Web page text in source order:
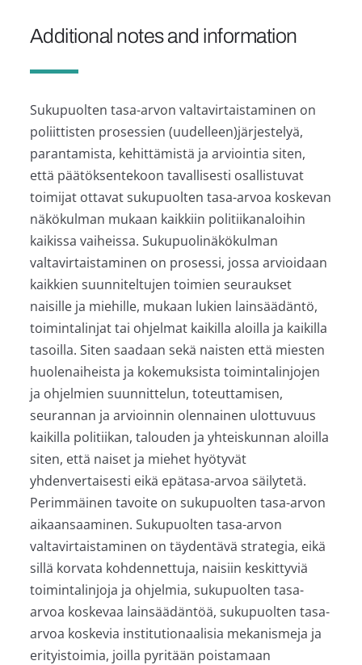
Additional notes and information
Sukupuolten tasa-arvon valtavirtaistaminen on
poliittisten prosessien (uudelleen)järjestelyä,
parantamista, kehittämistä ja arviointia siten,
että päätöksentekoon tavallisesti osallistuvat
toimijat ottavat sukupuolten tasa-arvoa koskevan
näkökulman mukaan kaikkiin politiikanaloihin
kaikissa vaiheissa. Sukupuolinäkökulman
valtavirtaistaminen on prosessi, jossa arvioidaan
kaikkien suunniteltujen toimien seuraukset
naisille ja miehille, mukaan lukien lainsäädäntö,
toimintalinjat tai ohjelmat kaikilla aloilla ja kaikilla
tasoilla. Siten saadaan sekä naisten että miesten
huolenaiheista ja kokemuksista toimintalinjojen
ja ohjelmien suunnittelun, toteuttamisen,
seurannan ja arvioinnin olennainen ulottuvuus
kaikilla politiikan, talouden ja yhteiskunnan aloilla
siten, että naiset ja miehet hyötyvät
yhdenvertaisesti eikä epätasa-arvoa säilytetä.
Perimmäinen tavoite on sukupuolten tasa-arvon
aikaansaaminen. Sukupuolten tasa-arvon
valtavirtaistaminen on täydentävä strategia, eikä
sillä korvata kohdennettuja, naisiin keskittyviä
toimintalinjoja ja ohjelmia, sukupuolten tasa-
arvoa koskevaa lainsäädäntöä, sukupuolten tasa-
arvoa koskevia institutionaalisia mekanismeja ja
erityistoimia, joilla pyritään poistamaan